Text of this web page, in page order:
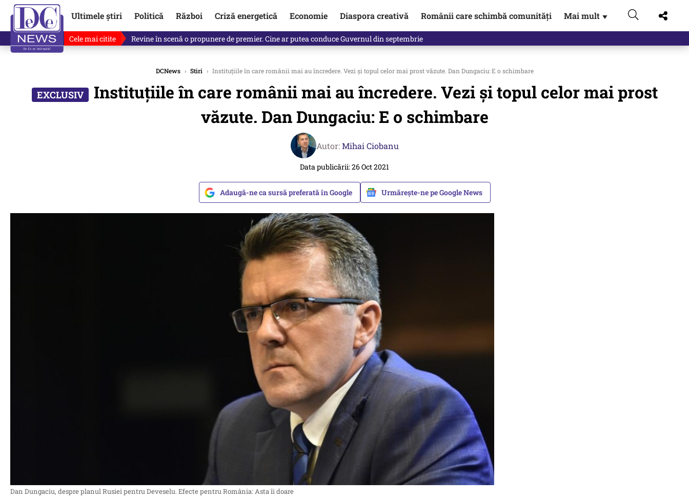
Ultimele știri Politică Război Criză energetică Economie Diaspora creativă Românii care schimbă comunități Mai mult ▼
Cele mai citite Revine în scenă o propunere de premier. Cine ar putea conduce Guvernul din septembrie
DCNews › Stiri › Instituţiile în care românii mai au încredere. Vezi și topul celor mai prost văzute. Dan Dungaciu: E o schimbare
Instituţiile în care românii mai au încredere. Vezi și topul celor mai prost
văzute. Dan Dungaciu: E o schimbare
Autor:Mihai Ciobanu
Data publicării: 26 Oct 2021
Adaugă-ne ca sursă preferată în Google Urmărește-ne pe Google News
Dan Dungaciu, despre planul Rusiei pentru Deveselu. Efecte pentru România: Asta îi doare